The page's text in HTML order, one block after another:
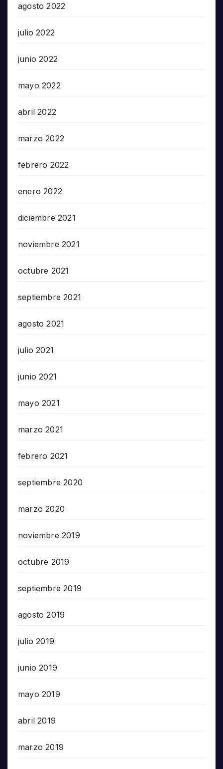
agosto 2022
julio 2022
junio 2022
mayo 2022
abril 2022
marzo 2022
febrero 2022
enero 2022
diciembre 2021
noviembre 2021
octubre 2021
septiembre 2021
agosto 2021
julio 2021
junio 2021
mayo 2021
marzo 2021
febrero 2021
septiembre 2020
marzo 2020
noviembre 2019
octubre 2019
septiembre 2019
agosto 2019
julio 2019
junio 2019
mayo 2019
abril 2019
marzo 2019